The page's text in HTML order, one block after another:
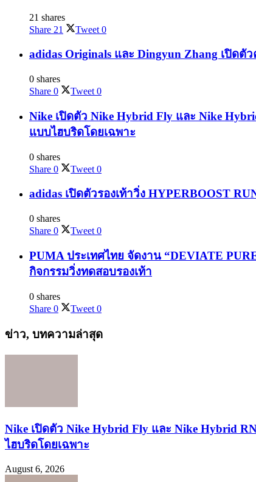
21 shares
Share 21 Tweet 0
adidas Originals และ Dingyun Zhang เปิด
0 shares
Share 0 Tweet 0
Nike เปิดตัว Nike Hybrid Fly และ Nike
แบบไฮบริดโดยเฉพาะ
0 shares
Share 0 Tweet 0
adidas เปิดตัวรองเท้าวิ่ง HYPERBOOST
0 shares
Share 0 Tweet 0
PUMA ประเทศไทย จัดงาน “DEVIATE
กิจกรรมวิ่งทดสอบรองเท้า
0 shares
Share 0 Tweet 0
ข่าว, บทความล่าสุด
Nike เปิดตัว Nike Hybrid Fly และ Nike Hybrid
ไฮบริดโดยเฉพาะ
August 6, 2026